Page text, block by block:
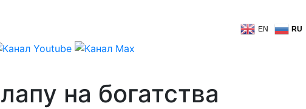
EN RU
на богатства